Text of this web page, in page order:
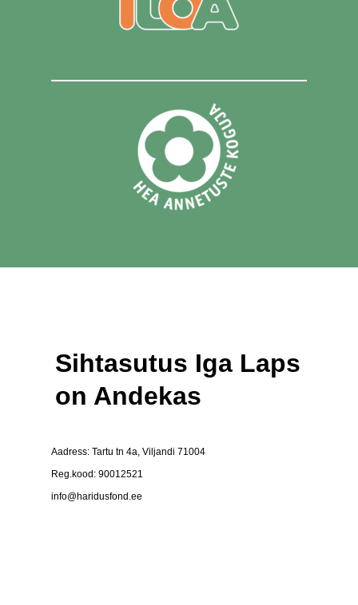
Sihtasutus Iga Laps
on Andekas
Aadress: Tartu tn 4a, Viljandi 71004
Reg.kood: 90012521
info@haridusfond.ee